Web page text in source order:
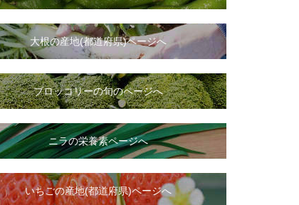
大根の産地(都道府県)ページへ
ブロッコリーの旬のページへ
ニラの栄養素ページへ
いちごの産地(都道府県)ページへ